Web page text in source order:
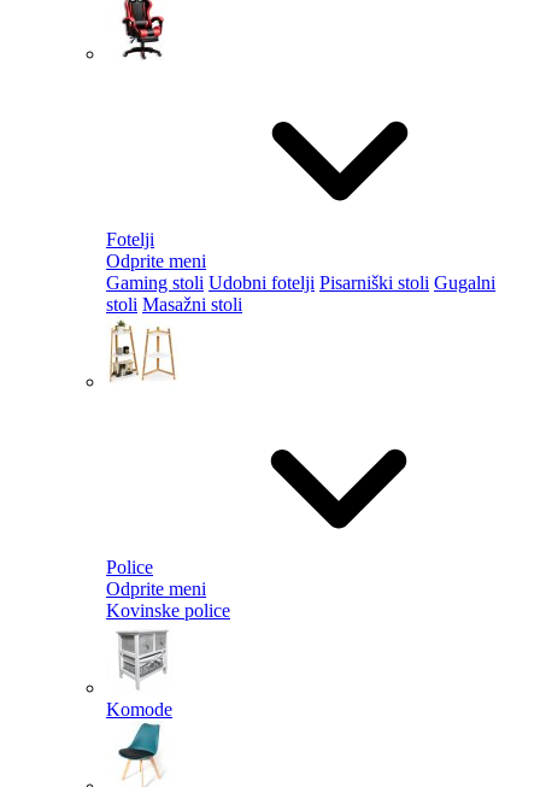
Fotelji
Odprite meni
Gaming stoli Udobni fotelji Pisarniški stoli Gugalni
stoli Masažni stoli
Police
Odprite meni
Kovinske police
Komode